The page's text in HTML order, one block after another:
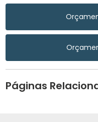
Páginas